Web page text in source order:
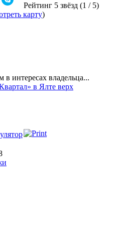
Рейтинг 5 звёзд (1 / 5)
карту)
интересах владельца...